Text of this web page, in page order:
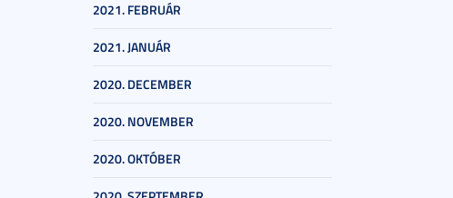
2021. FEBRUÁR
2021. JANUÁR
2020. DECEMBER
2020. NOVEMBER
2020. OKTÓBER